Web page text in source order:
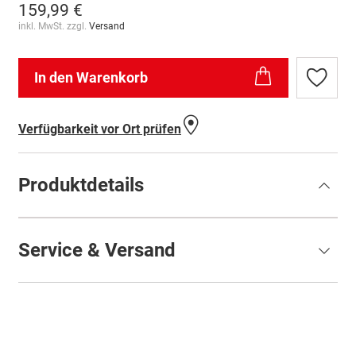
159,99 €
inkl. MwSt. zzgl. Versand
In den Warenkorb
Zur
Verfügbarkeit vor Ort prüfen
Produktdetails
Service & Versand